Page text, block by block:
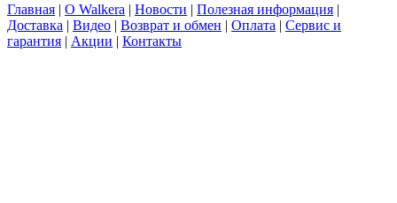
Главная | О Walkera | Новости | Полезная информация |
Доставка | Видео | Возврат и обмен | Оплата | Сервис и
гарантия | Акции | Контакты